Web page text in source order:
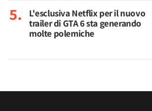
L'esclusiva Netflix per il nuovo
trailer di GTA 6 sta generando
molte polemiche